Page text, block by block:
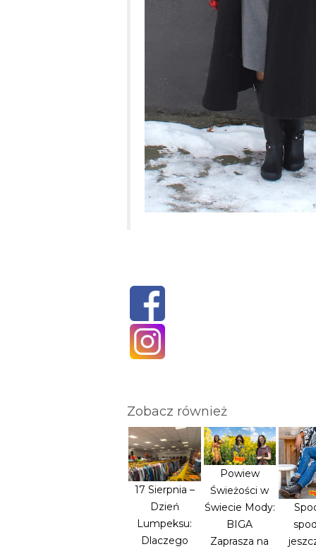
Zobacz również
17 Sierpnia –
Dzień
Lumpeksu:
Dlaczego
Powiew
Świeżości w
Świecie Mody:
BIGA
Zaprasza na